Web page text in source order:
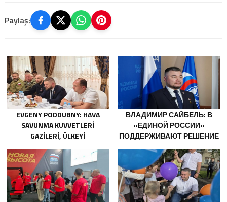
Paylaş:
EVGENY PODDUBNY: HAVA
SAVUNMA KUVVETLERI
GAZILERI, ÜLKEYI
ВЛАДИМИР САЙБЕЛЬ: В
«ЕДИНОЙ РОССИИ»
ПОДДЕРЖИВАЮТ РЕШЕНИЕ
БЫВШИХ УЧАСТНИКОВ СВО
ПОЛУЧЕНИЕ
СОЦКОНТРАКТА